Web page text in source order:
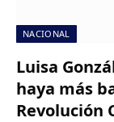
NACIONAL
Luisa
haya más
Revolución